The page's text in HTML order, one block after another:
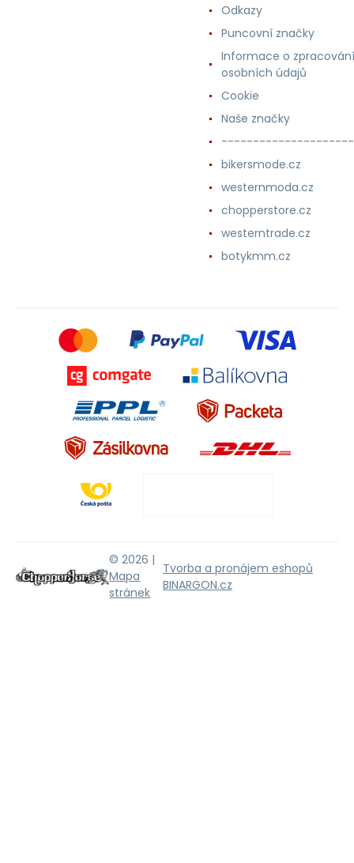
Odkazy
Puncovní značky
Informace o zpracování
osobních údajů
Cookie
Naše značky
bikersmode.cz
westernmoda.cz
chopperstore.cz
westerntrade.cz
botykmm.cz
© 2026 |
Mapa
stránek
Tvorba a pronájem eshopů
BINARGON.cz